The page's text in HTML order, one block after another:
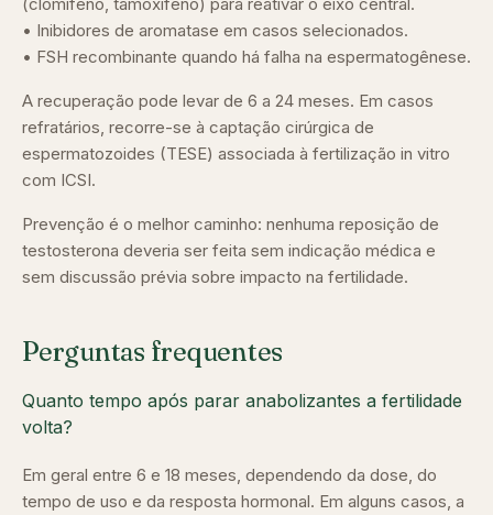
• Inibidores de aromatase em casos selecionados.
• FSH recombinante quando há falha na espermatogênese.
A recuperação pode levar de 6 a 24 meses. Em casos
refratários, recorre-se à captação cirúrgica de
espermatozoides (TESE) associada à fertilização in vitro
com ICSI.
Prevenção é o melhor caminho: nenhuma reposição de
testosterona deveria ser feita sem indicação médica e
sem discussão prévia sobre impacto na fertilidade.
Perguntas frequentes
Quanto tempo após parar anabolizantes a fertilidade
volta?
Em geral entre 6 e 18 meses, dependendo da dose, do
tempo de uso e da resposta hormonal. Em alguns casos, a